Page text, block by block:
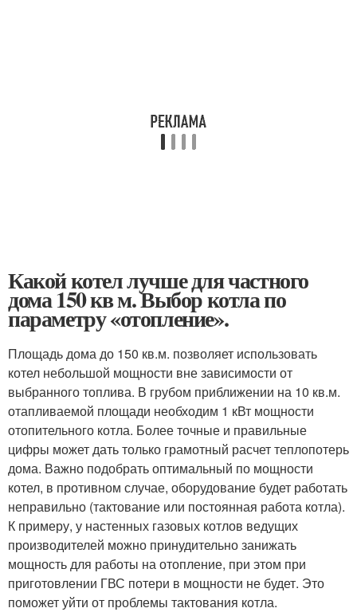
Какой котел лучше для частного
дома 150 кв м. Выбор котла по
параметру «отопление».
Площадь дома до 150 кв.м. позволяет использовать
котел небольшой мощности вне зависимости от
выбранного топлива. В грубом приближении на 10 кв.м.
отапливаемой площади необходим 1 кВт мощности
отопительного котла. Более точные и правильные
цифры может дать только грамотный расчет теплопотерь
дома. Важно подобрать оптимальный по мощности
котел, в противном случае, оборудование будет работать
неправильно (тактование или постоянная работа котла).
К примеру, у настенных газовых котлов ведущих
производителей можно принудительно занижать
мощность для работы на отопление, при этом при
приготовлении ГВС потери в мощности не будет. Это
поможет уйти от проблемы тактования котла.